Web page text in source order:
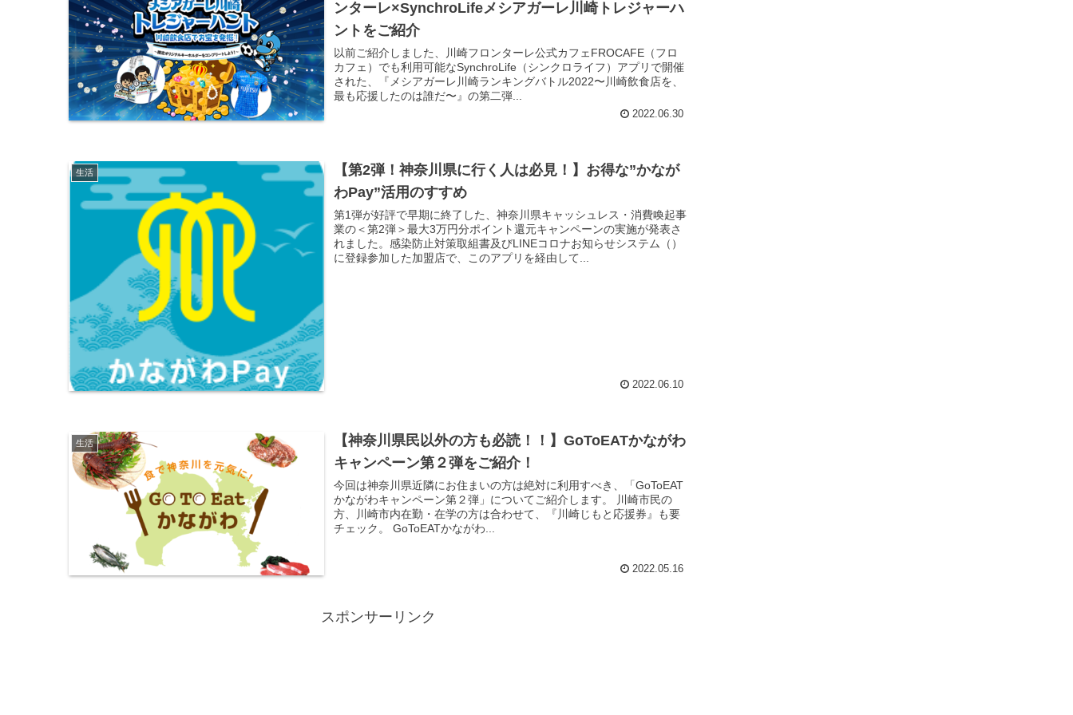
ンターレ×SynchroLifeメシアガーレ川崎トレジャーハ
ントをご紹介
以前ご紹介しました、川崎フロンターレ公式カフェFROCAFE（フロ
カフェ）でも利用可能なSynchroLife（シンクロライフ）アプリで開催
された、『メシアガーレ川崎ランキングバトル2022〜川崎飲食店を、
最も応援したのは誰だ〜』の第二弾...
2022.06.30
生活
【第2弾！神奈川県に行く人は必見！】お得な”かなが
わPay”活用のすすめ
第1弾が好評で早期に終了した、神奈川県キャッシュレス・消費喚起事
業の＜第2弾＞最大3万円分ポイント還元キャンペーンの実施が発表さ
れました。感染防止対策取組書及びLINEコロナお知らせシステム（）
に登録参加した加盟店で、このアプリを経由して...
2022.06.10
生活
【神奈川県民以外の方も必読！！】GoToEATかながわ
キャンペーン第２弾をご紹介！
今回は神奈川県近隣にお住まいの方は絶対に利用すべき、「GoToEAT
かながわキャンペーン第２弾」についてご紹介します。 川崎市民の
方、川崎市内在勤・在学の方は合わせて、『川崎じもと応援券』も要
チェック。 GoToEATかながわ...
2022.05.16
スポンサーリンク